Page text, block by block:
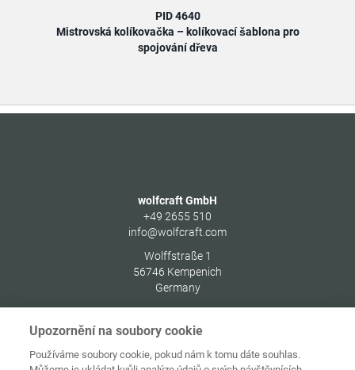
PID 4640
Mistrovská kolíkovačka – kolíkovací šablona pro
spojování dřeva
wolfcraft GmbH
+49 2655 510
info@wolfcraft.com
Wolffstraße 1
56746 Kempenich
Germany
Upozornění na soubory cookie
Používáme soubory cookie, pokud nám k tomu dáte souhlas.